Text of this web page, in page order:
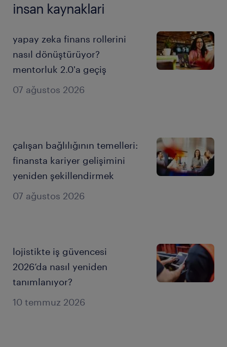
insan kaynaklari
07 ağustos 2026
yapay zeka finans rollerini
nasıl dönüştürüyor?
mentorluk 2.0'a geçiş
07 ağustos 2026
çalışan bağlılığının temelleri:
finansta kariyer gelişimini
yeniden şekillendirmek
10 temmuz 2026
lojistikte iş güvencesi
2026’da nasıl yeniden
tanımlanıyor?